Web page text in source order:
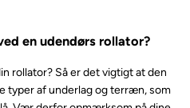
en udendørs rollator?
rollator? Så er det vigtigt at den
typer af underlag og terræn, som